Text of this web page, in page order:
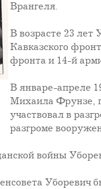
Врангеля.
В возрасте 23
Кавказского
фронта и 14-й
В январе-апреле
Михаила Фрунзе,
участвовал в
разгроме
войны
Уборевич